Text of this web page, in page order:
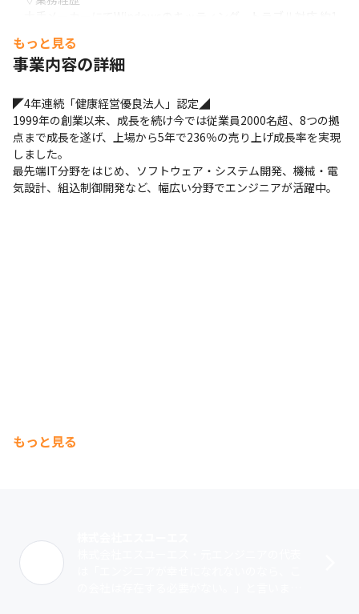
→同メーカーにて業務系システムの改修 約7か月
→大手システム会社にて業務系システムの開発、改修、保守
→ゲーム会社にてゲームのサーバーサイドプログラム開発 約3
ヶ月
→::現場リーダーに就任::自社受託チームにてWebシステム開
発、改修、保守 約1年10ヶ月
もっと見る
事業内容の詳細
◤4年連続「健康経営優良法人」認定◢
1999年の創業以来、成長を続け今では従業員2000名超、8つの拠
点まで成長を遂げ、上場から5年で236％の売り上げ成長率を実現
しました。
最先端IT分野をはじめ、ソフトウェア・システム開発、機械・電
気設計、組込制御開発など、幅広い分野でエンジニアが活躍中。
もっと見る